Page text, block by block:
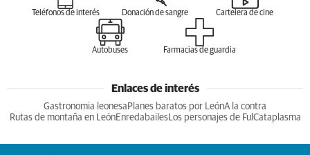
Teléfonos de interés Donación de sangre Cartelera de cine
Autobuses Farmacias de guardia
Enlaces de interés
Gastronomia leonesa Planes baratos por LeónA la contra
Rutas de montaña en LeónEnredabailesLos personajes de Ful Cataplasma